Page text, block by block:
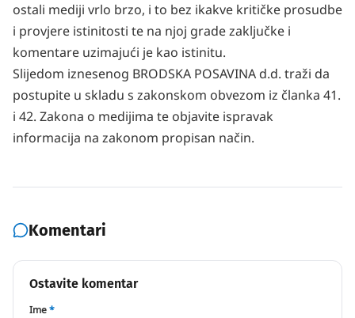
ostali mediji vrlo brzo, i to bez ikakve kritičke prosudbe
i provjere istinitosti te na njoj grade zaključke i
komentare uzimajući je kao istinitu.
Slijedom iznesenog BRODSKA POSAVINA d.d. traži da
postupite u skladu s zakonskom obvezom iz članka 41.
i 42. Zakona o medijima te objavite ispravak
informacija na zakonom propisan način.
Komentari
Ostavite komentar
Ime*